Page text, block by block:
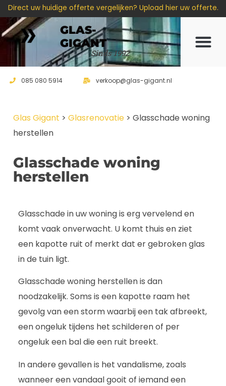
Direct uw huidige offerte vergelijken? Upload hier uw offerte.
GLAS-
GIGANT
Sinds 1992
085 080 5914 verkoop@glas-gigant.nl
Glas Gigant > Glasrenovatie > Glasschade woning
herstellen
Glasschade woning
herstellen
Glasschade in uw woning is erg vervelend en
komt vaak onverwacht. U komt thuis en ziet
een kapotte ruit of merkt dat er gebroken glas
in de tuin ligt.
Glasschade woning herstellen is dan
noodzakelijk. Soms is een kapotte raam het
gevolg van een storm waarbij een tak afbreekt,
een ongeluk tijdens het schilderen of per
ongeluk een bal die een ruit breekt.
In andere gevallen is het vandalisme, zoals
wanneer een vandaal gooit of iemand een